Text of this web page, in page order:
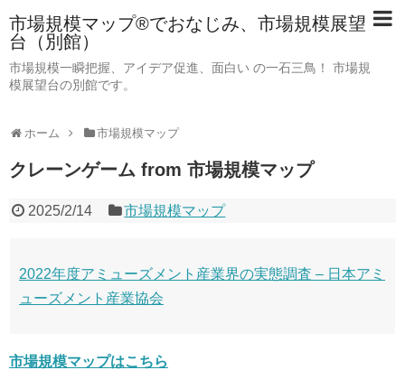
市場規模マップ®でおなじみ、市場規模展望
台（別館）
市場規模一瞬把握、アイデア促進、面白い の一石三鳥！ 市場規
模展望台の別館です。
ホーム 市場規模マップ
クレーンゲーム from 市場規模マップ
2025/2/14 市場規模マップ
2022年度アミューズメント産業界の実態調査 – 日本アミ
ューズメント産業協会
市場規模マップはこちら